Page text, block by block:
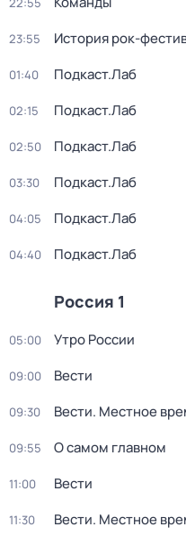
23:55 История рок-
01:40 Подкаст.Лаб
02:15 Подкаст.Лаб
02:50 Подкаст.Лаб
03:30 Подкаст.Лаб
04:05 Подкаст.Лаб
04:40 Подкаст.Лаб
Россия 1
05:00 Утро России
09:00 Вести
09:30 Вести. Местное
09:55 О самом главном
11:00 Вести
11:30 Вести. Местное